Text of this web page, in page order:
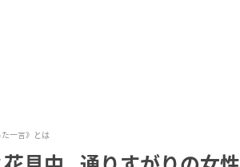
一言》とは